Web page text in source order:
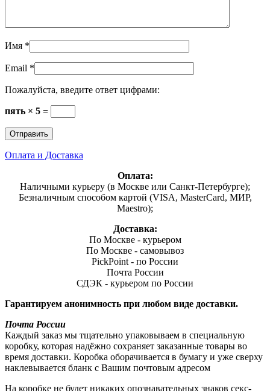
Имя *
Email *
Пожалуйста, введите ответ цифрами:
пять × 5 =
Оплата и Доставка
Оплата:
Наличными курьеру (в Москве или Санкт-Петербурге);
Безналичным способом картой (VISA, MasterCard, МИР,
Maestro);
Доставка:
По Москве - курьером
По Москве - самовывоз
PickPoint - по России
Почта России
СДЭК - курьером по России
Гарантируем анонимность при любом виде доставки.
Почта России
Каждый заказ мы тщательно упаковываем в специальную
коробку, которая надёжно сохраняет заказанные товары во
время доставки. Коробка оборачивается в бумагу и уже сверху
наклевывается бланк с Вашим почтовым адресом
На коробке не будет никаких опознавательных знаков секс-